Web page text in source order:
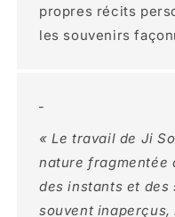
propres récits
les souvenirs
« Le travail de Ji
nature fragmentée
des instants et des
souvent